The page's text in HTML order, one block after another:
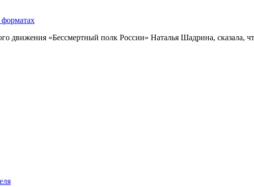
форматах
движения «Бессмертный полк России» Наталья Шадрина, сказала,